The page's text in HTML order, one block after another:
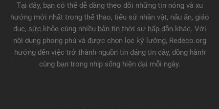
Tại đây, bạn có thể dễ dàng theo dõi những tin nóng và xu
hướng mới nhất trong thể thao, tiểu sử nhân vật, nấu ăn, giáo
dục, sức khỏe cùng nhiều bản tin thời sự hấp dẫn khác. Với
nội dung phong phú và được chọn lọc kỹ lưỡng, Redeco.org
hướng đến việc trở thành nguồn tin đáng tin cậy, đồng hành
cùng bạn trong nhịp sống hiện đại mỗi ngày.